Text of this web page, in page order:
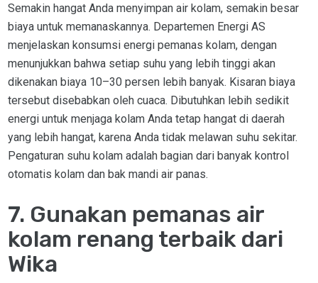
Semakin hangat Anda menyimpan air kolam, semakin besar
biaya untuk memanaskannya. Departemen Energi AS
menjelaskan konsumsi energi pemanas kolam, dengan
menunjukkan bahwa setiap suhu yang lebih tinggi akan
dikenakan biaya 10–30 persen lebih banyak. Kisaran biaya
tersebut disebabkan oleh cuaca. Dibutuhkan lebih sedikit
energi untuk menjaga kolam Anda tetap hangat di daerah
yang lebih hangat, karena Anda tidak melawan suhu sekitar.
Pengaturan suhu kolam adalah bagian dari banyak kontrol
otomatis kolam dan bak mandi air panas.
7. Gunakan pemanas air
kolam renang terbaik dari
Wika